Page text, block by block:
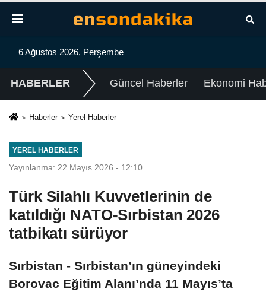
6 Ağustos 2026, Perşembe
HABERLER Güncel Haberler Ekonomi
Haberler Yerel Haberler
YEREL HABERLER
Yayınlanma: 22 Mayıs 2026 - 12:10
Türk Silahlı Kuvvetlerinin de
katıldığı NATO-Sırbistan 2026
tatbikatı sürüyor
Sırbistan - Sırbistan’ın güneyindeki
Borovac Eğitim Alanı’nda 11 Mayıs’ta